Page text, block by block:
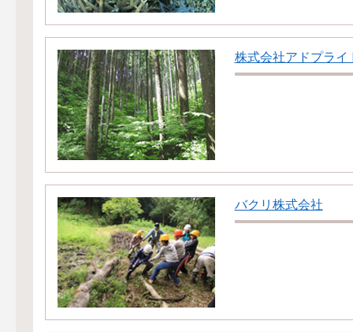
株式会社アドプライ
バクリ株式会社